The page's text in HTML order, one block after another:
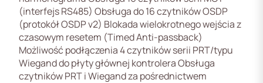
(interfejs RS485) Obsługa do 16 czytników OSDP
(protokół OSDP v2) Blokada wielokrotnego wejścia z
czasowym resetem (Timed Anti-passback)
Możliwość podłączenia 4 czytników serii PRT/typu
Wiegand do płyty głównej kontrolera Obsługa
czytników PRT i Wiegand za pośrednictwem